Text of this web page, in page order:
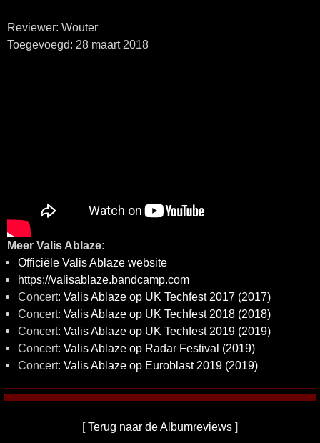
Reviewer: Wouter
Toegevoegd: 28 maart 2018
Meer Valis Ablaze:
Officiële Valis Ablaze website
https://valisablaze.bandcamp.com
Concert: Valis Ablaze op UK Techfest 2017 (2017)
Concert: Valis Ablaze op UK Techfest 2018 (2018)
Concert: Valis Ablaze op UK Techfest 2019 (2019)
Concert: Valis Ablaze op Radar Festival (2019)
Concert: Valis Ablaze op Euroblast 2019 (2019)
[Terug naar de Albumreviews ]